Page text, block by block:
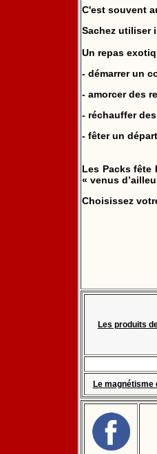
C'est souvent
Sachez utiliser
Un repas
- démarrer un
- amorcer des
- réchauffer
- fêter un
Les Packs fête
« venus
Choisissez
Les produits
Le magnétisme